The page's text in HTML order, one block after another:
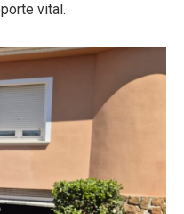
vital.